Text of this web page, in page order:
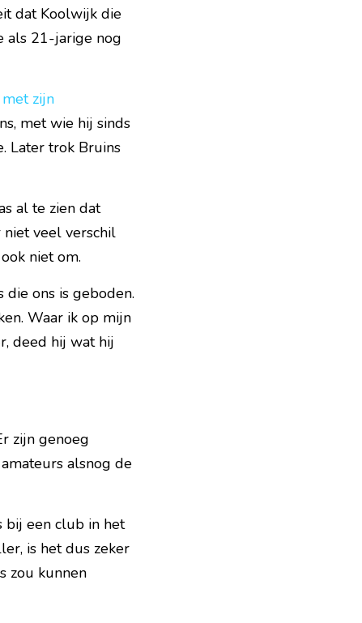
dat Koolwijk die
als 21-jarige nog
zijn
met wie hij sinds
Later trok Bruins
al te zien dat
veel verschil
niet om.
ons is geboden.
Waar ik op mijn
deed hij wat hij
zijn genoeg
alsnog de
bij een club in het
is het dus zeker
zou kunnen